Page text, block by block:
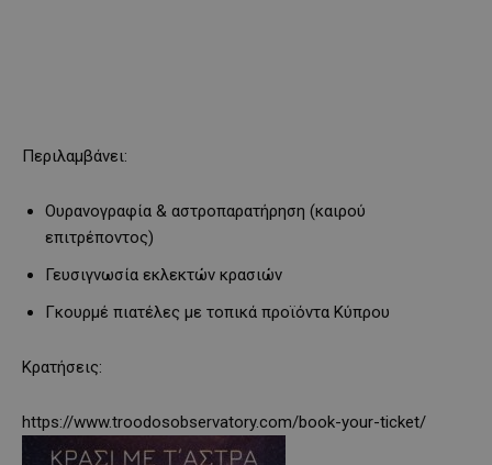
Περιλαμβάνει:
Ουρανογραφία & αστροπαρατήρηση (καιρού
επιτρέποντος)
Γευσιγνωσία εκλεκτών κρασιών
Γκουρμέ πιατέλες με τοπικά προϊόντα Κύπρου
Κρατήσεις:
https://www.troodosobservatory.com/book-your-ticket/